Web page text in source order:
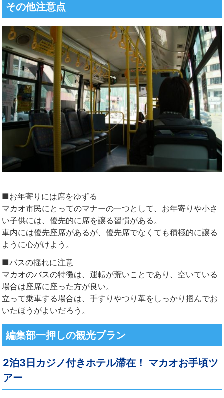
その他注意点
■お年寄りには席をゆずる
マカオ市民にとってのマナーの一つとして、お年寄りや小さ
い子供には、優先的に席を譲る習慣がある。
車内には優先座席があるが、優先席でなくても積極的に譲る
ように心がけよう。
■バスの揺れに注意
マカオのバスの特徴は、運転が荒いことであり、空いている
場合は座席に座った方が良い。
立って乗車する場合は、手すりやつり革をしっかり掴んでお
いたほうがよいだろう。
編集部一押しの観光プラン
2泊3日カジノ付きホテル滞在！ マカオお手頃ツ
アー